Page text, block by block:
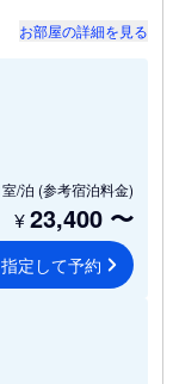
お部屋の詳細を見る
/泊 (参考宿泊料金)
¥23,400 〜
定して予約